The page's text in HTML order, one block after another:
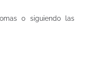
o siguiendo las